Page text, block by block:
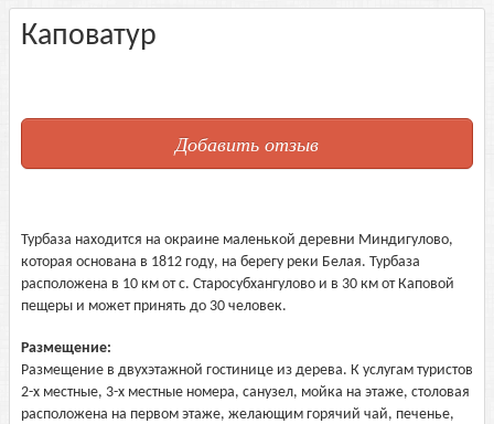
Каповатур
Добавить отзыв
Турбаза находится на окраине маленькой деревни Миндигулово,
которая основана в 1812 году, на берегу реки Белая. Турбаза
расположена в 10 км от с. Старосубхангулово и в 30 км от Каповой
пещеры и может принять до 30 человек.
Размещение:
Размещение в двухэтажной гостинице из дерева. К услугам туристов
2-х местные, 3-х местные номера, санузел, мойка на этаже, столовая
расположена на первом этаже, желающим горячий чай, печенье,